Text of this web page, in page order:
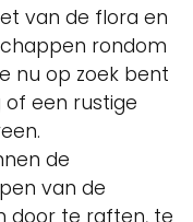
van de flora en
rondom
nu op zoek bent
een rustige
de
van de
door te raften, te